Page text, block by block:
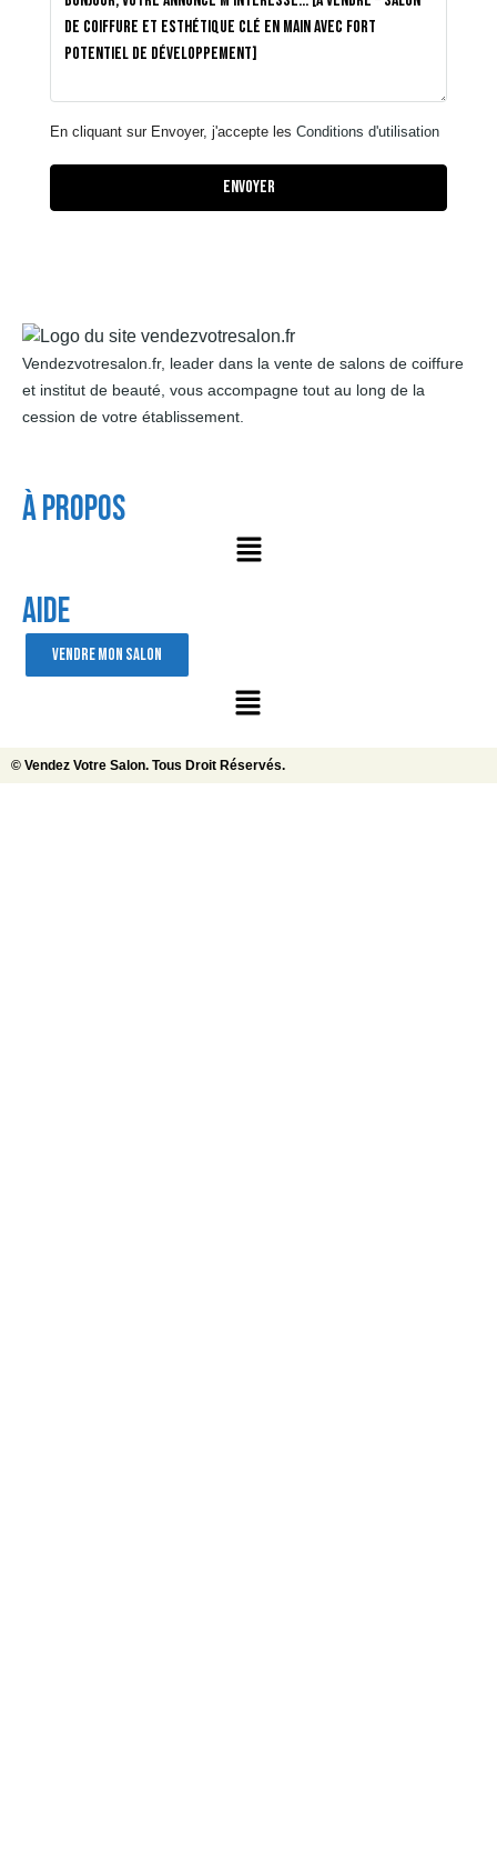
En cliquant sur Envoyer, j'accepte les Conditions d'utilisation
Envoyer
Vendezvotresalon.fr, leader dans la vente de salons de coiffure
et institut de beauté, vous accompagne tout au long de la
cession de votre établissement.
À Propos
AIDE
VENDRE MON SALON
© Vendez Votre Salon. Tous Droit Réservés.